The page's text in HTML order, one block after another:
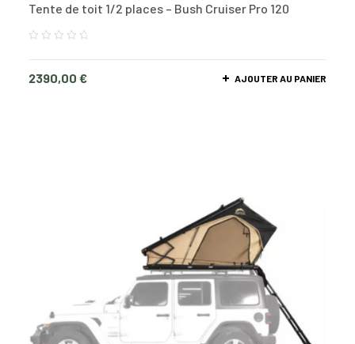
Tente de toit 1/2 places – Bush Cruiser Pro 120
2390,00 € AJOUTER AU PANIER